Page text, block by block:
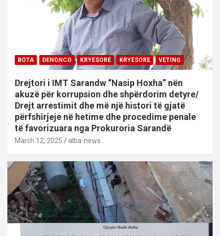
BOTA DENONCO KRYESORE KRYESORE VETING
Drejtori i IMT Sarandw “Nasip Hoxha” nën
akuzë për korrupsion dhe shpërdorim detyre/
Drejt arrestimit dhe më një histori të gjatë
përfshirjeje në hetime dhe procedime penale
të favorizuara nga Prokuroria Sarandë
March 12, 2025 alba-news